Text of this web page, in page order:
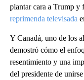
plantar cara a Trump y
reprimenda televisada
Y Canadá, uno de los
demostró cómo el
resentimiento y una
del presidente de